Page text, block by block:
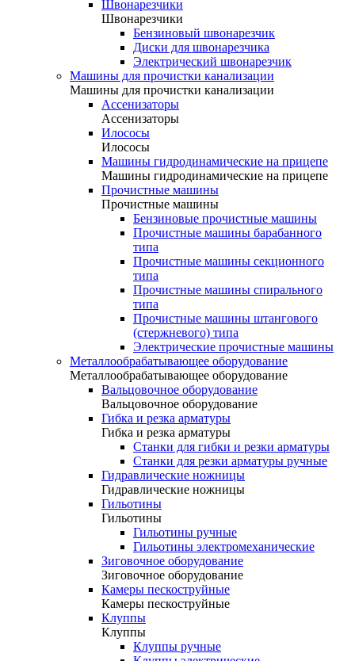
Швонарезчики
Швонарезчики
Бензиновый швонарезчик
Диски для швонарезчика
Электрический швонарезчик
Машины для прочистки канализации
Машины для прочистки канализации
Ассенизаторы
Ассенизаторы
Илососы
Илососы
Машины гидродинамические на прицепе
Машины гидродинамические на прицепе
Прочистные машины
Прочистные машины
Бензиновые прочистные машины
Прочистные машины барабанного
типа
Прочистные машины секционного
типа
Прочистные машины спирального
типа
Прочистные машины штангового
(стержневого) типа
Электрические прочистные машины
Металлообрабатывающее оборудование
Металлообрабатывающее оборудование
Вальцовочное оборудование
Вальцовочное оборудование
Гибка и резка арматуры
Гибка и резка арматуры
Станки для гибки и резки арматуры
Станки для резки арматуры ручные
Гидравлические ножницы
Гидравлические ножницы
Гильотины
Гильотины
Гильотины ручные
Гильотины электромеханические
Зиговочное оборудование
Зиговочное оборудование
Камеры пескоструйные
Камеры пескоструйные
Клуппы
Клуппы
Клуппы ручные